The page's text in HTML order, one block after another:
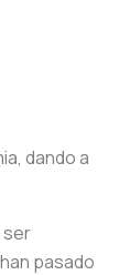
dando a
ser
pasado